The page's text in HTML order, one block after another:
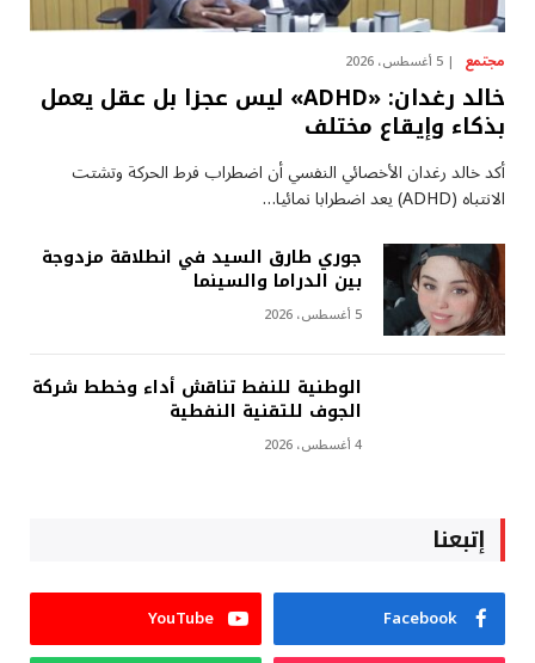
مجتمع 5 أغسطس، 2026
خالد رغدان: «ADHD» ليس عجزا بل عقل يعمل
بذكاء وإيقاع مختلف
أكد خالد رغدان الأخصائي النفسي أن اضطراب فرط الحركة وتشتت
الانتباه (ADHD) يعد اضطرابا نمائيا…
جوري طارق السيد في انطلاقة مزدوجة
بين الدراما والسينما
5 أغسطس، 2026
الوطنية للنفط تناقش أداء وخطط شركة
الجوف للتقنية النفطية
4 أغسطس، 2026
إتبعنا
Facebook
YouTube